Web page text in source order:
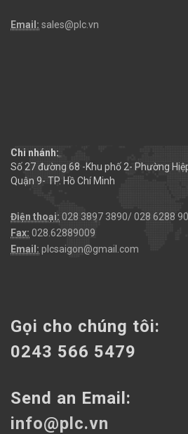
Email: sales@plc.vn
Chi nhánh:
Số 27 đường 68 -Khu phố 2- Phường
Quận 9- TP. Hồ Chí Minh
Điện thoại: 028 3897 3890/ 028 6288
Fax: 028.62889009
Email: plcsaigon@gmail.com
Gọi cho chúng tôi:
0243 566 5479
Send an Email:
info@plc.vn